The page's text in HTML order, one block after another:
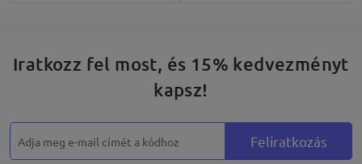
Iratkozz fel most, és 15% kedvezményt
kapsz!
Feliratkozás